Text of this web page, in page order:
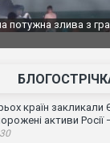
на тести: Ferrari
країн закликали
активи Росії